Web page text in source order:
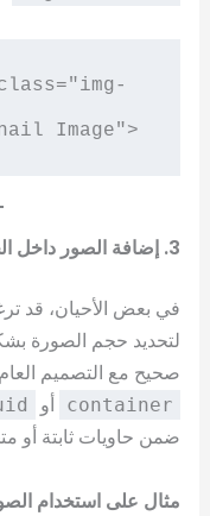
3. إضافة الصور داخل الحاويات (Containers)
في بعض الأحيان، قد
لتحديد حجم الصورة
صحيح مع التصميم
container أو
ضمن حاويات ثابتة أو
مثال على استخدام